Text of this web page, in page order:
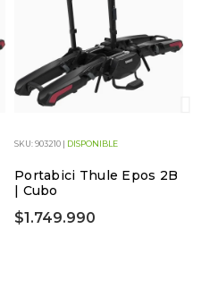
SKU: 903210 | DISPONIBLE
Portabici Thule Epos 2B
| Cubo
$1.749.990